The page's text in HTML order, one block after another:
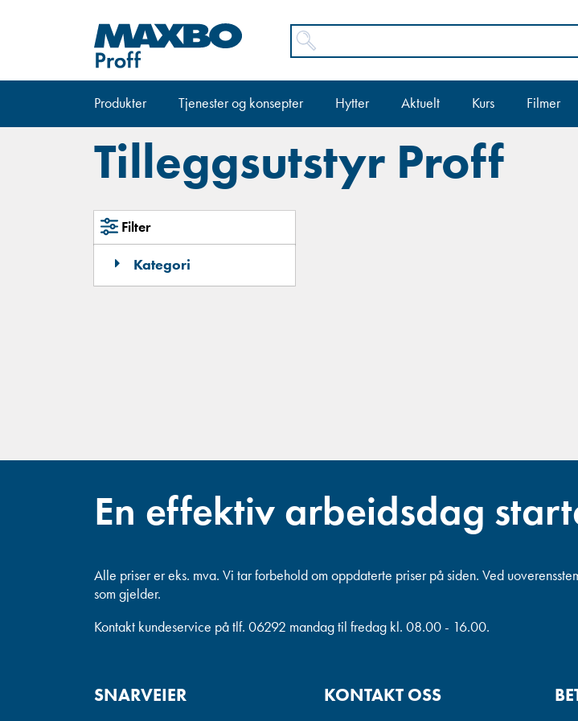
Produkter Tjenester og konsepter Hytter Aktuelt Kurs Filmer
Tilleggsutstyr Proff
Filter
Kategori
En effektiv arbeidsdag
Alle priser er eks. mva. Vi tar forbehold om oppdaterte priser på siden. Ved
som gjelder.
Kontakt kundeservice på tlf. 06292 mandag til fredag kl. 08.00 - 16.00.
SNARVEIER KONTAKT OSS